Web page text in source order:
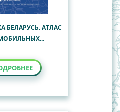
БЕЛАРУСЬ. АТЛАС